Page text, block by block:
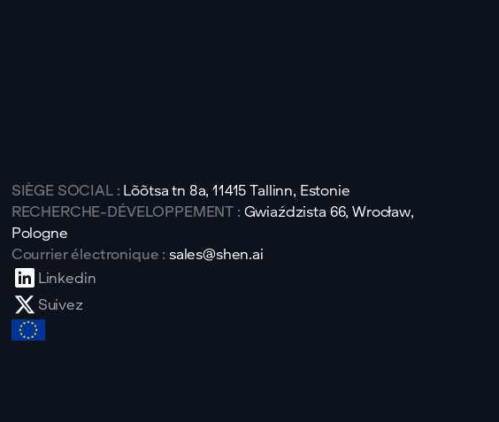
SIÈGE SOCIAL : Lõõtsa tn 8a, 11415 Tallinn, Estonie
RECHERCHE-DÉVELOPPEMENT : Gwiaździsta 66, Wrocław,
Pologne
Courrier électronique : sales@shen.ai
Linkedin
Suivez